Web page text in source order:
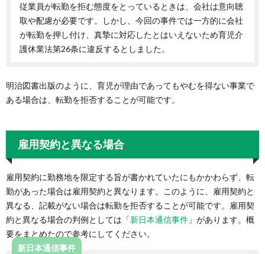
従業員が転勤を拒む態度をとっているときは、会社は意向聴
取や配慮が必要です。しかし、今回の事件では一方的に会社
が転勤を押し付け、真摯に対応したとはいえないため育児介
護休業法第26条に違反するとしました。
明治図書出版のように、育児が理由であってもやむを得ない事業で
ある場合は、転勤を拒否することが可能です。
雇用契約と異なる場合
雇用契約に勤務地を限定する旨が書かれていたにもかかわらず、転
勤があった場合は雇用契約と異なります。このように、雇用契約と
異なる、記載がない場合は転勤を拒否することが可能です。雇用契
約と異なる場合の判例としては「新日本通信事件 」があります。概
要をまとめたので参考にしてください。
新日本通信事件